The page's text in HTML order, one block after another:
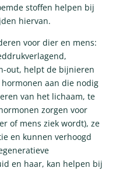
stoffen helpen bij
hiervan.
voor dier en mens:
out, helpt de bijnieren
aan die nodig
van het lichaam, te
zorgen voor
of mens ziek wordt), ze
en kunnen verhoogd
en haar, kan helpen bij